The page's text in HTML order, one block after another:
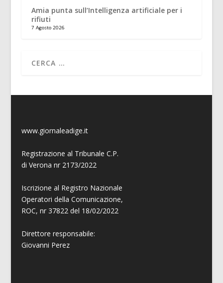
Amia punta sull’Intelligenza artificiale per i
rifiuti
7 Agosto 2026
www.giornaleadige.it
Registrazione al Tribunale C.P.
di Verona nr 2173/2022
Iscrizione al Registro Nazionale
Operatori della Comunicazione,
ROC, nr 37822 del 18/02/2022
Direttore responsabile:
Giovanni Perez